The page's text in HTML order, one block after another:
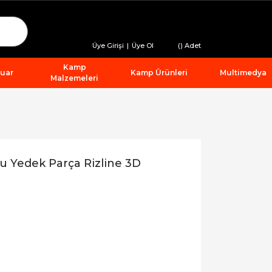
Üye Girişi | Üye Ol () Adet
Kamp
Malzemeleri
Kamp Ürünleri Multimedya
Yedek Parça Rizline 3D